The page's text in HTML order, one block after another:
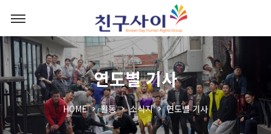
연도별 기사
HOME 활동 소식지 연도별 기사